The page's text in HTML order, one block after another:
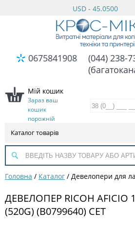
USD - 45.0500
0675841908
(044) 238-
Мій кошик
Зараз ваш
кошик
порожній
Каталог товарів
Головна / Каталог / Девелопери для
ДЕВЕЛОПЕР RICOH AFICIO
(520G) (B0799640) CET